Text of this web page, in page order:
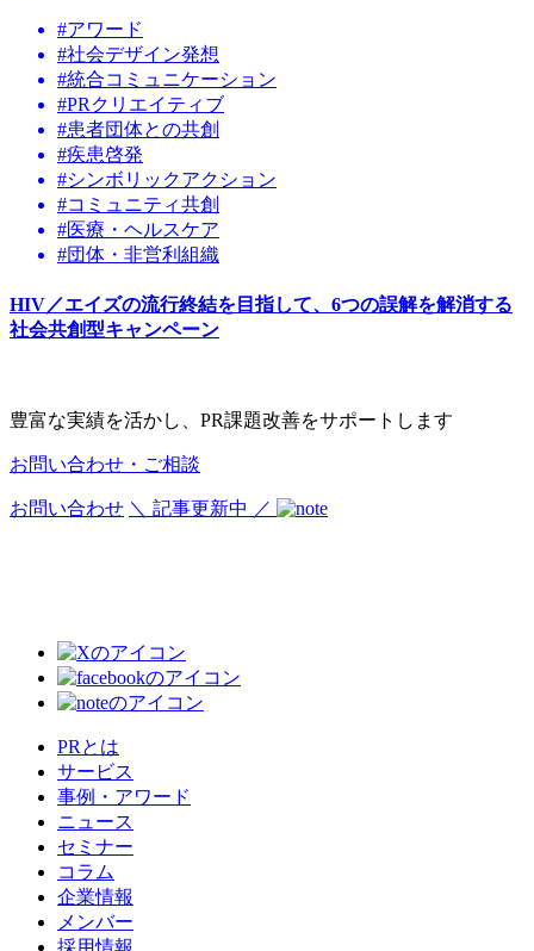
#アワード
#社会デザイン発想
#統合コミュニケーション
#PRクリエイティブ
#患者団体との共創
#疾患啓発
#シンボリックアクション
#コミュニティ共創
#医療・ヘルスケア
#団体・非営利組織
HIV／エイズの流行終結を目指して、6つの誤解を解消する
社会共創型キャンペーン
豊富な実績を活かし、PR課題改善をサポートします
お問い合わせ・ご相談
お問い合わせ ＼ 記事更新中 ／
PRとは
サービス
事例・アワード
ニュース
セミナー
コラム
企業情報
メンバー